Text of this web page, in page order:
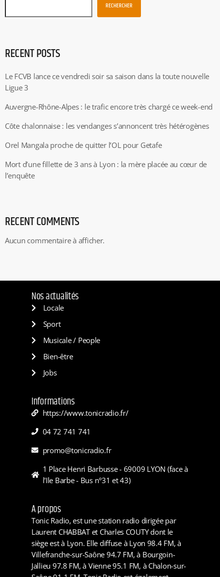
RECHERCHER
RECENT POSTS
Le FCVB lance ce vendredi soir sa saison dans la toute nouvelle
Ligue 3
Auvergne-Rhône-Alpes : le trafic encore très chargé ce week-end
Côte chalonnaise : les vendanges s’annoncent très hétérogènes
Orel Mangala proche de quitter l’OL pour Getafe
Mort d’une fillette de 3 ans à Lyon : la mère placée au cœur de
l’enquête
RECENT COMMENTS
Aucun commentaire à afficher.
Nos actualités
Locale
Sport
Musicale / People
Bien-être
Jobs
Informations
https://www.tonicradio.fr/
04 72 741 741
promo@tonicradio.fr
1 Place Henri Barbusse - 69009 LYON (face à
l'Ile Barbe - Bus n°31 et 43)
A propos
Tonic Radio, est une station radio dirigée par
Laurent CHABBAT et Charles COUTY dont le
siège est à Lyon. Elle diffuse à Lyon 98.4 FM, à
Villefranche-sur-Saône 94.7 FM, à Bourgoin-
Jallieu 97.8 FM, à Vienne 95.1 FM, à Chalon-sur-